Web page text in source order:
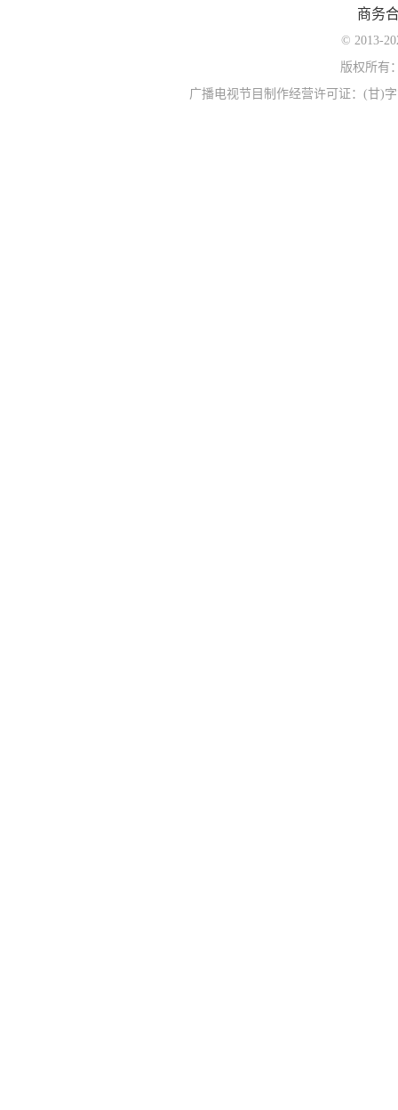
商务
© 2013-
版权所有
广播电视节目制作经营许可证：(甘)